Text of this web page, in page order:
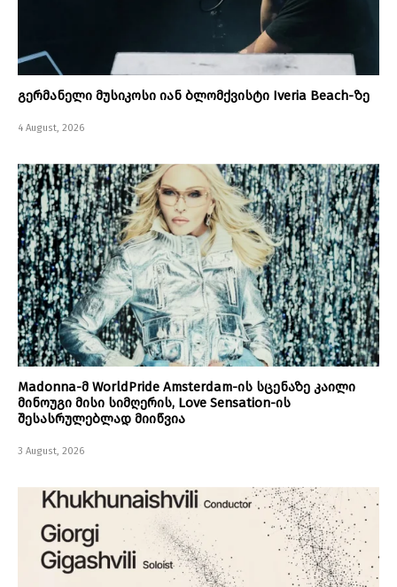
გერმანელი მუსიკოსი იან ბლომქვისტი Iveria Beach-ზე
4 August, 2026
Madonna-მ WorldPride Amsterdam-ის სცენაზე კაილი
მინოუგი მისი სიმღერის, Love Sensation-ის
შესასრულებლად მიიწვია
3 August, 2026